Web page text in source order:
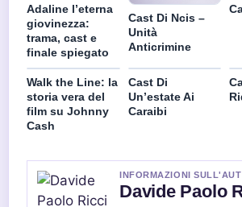
Adaline l’eterna
giovinezza:
trama, cast e
finale spiegato
Cast Di Ncis –
Unità
Anticrimine
Walk the Line: la
storia vera del
film su Johnny
Cash
Cast Di
Un’estate Ai
Caraibi
INFORMAZIONI
Davide Paolo